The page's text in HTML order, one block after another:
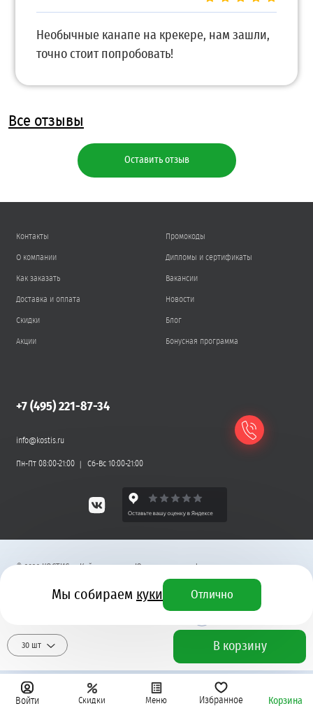
Войти Скидки Меню Избранное Корзина
30 шт В корзину
Оставить отзыв
Необычные канапе на крекере, нам зашли,
точно стоит попробовать!
Все отзывы
Контакты
О компании
Как заказать
Доставка и оплата
Скидки
Акции
Промокоды
Дипломы и сертификаты
Вакансии
Новости
Блог
Бонусная программа
+7 (495) 221-87-34
info@kostis.ru
Пн-Пт 08:00-21:00 Сб-Вс 10:00-21:00
©2026 КОСТИС — Кейтеринг. Юридическая информация
Мы собираем куки Отлично